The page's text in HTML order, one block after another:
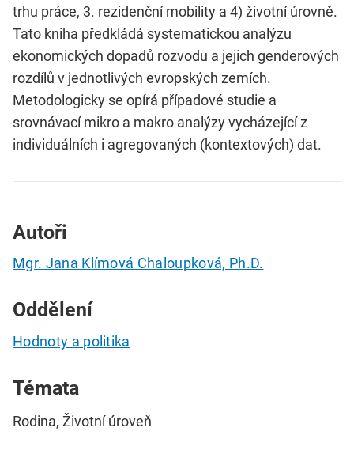
trhu práce, 3. rezidenční mobility a 4) životní úrovně.
Tato kniha předkládá systematickou analýzu
ekonomických dopadů rozvodu a jejich genderových
rozdílů v jednotlivých evropských zemích.
Metodologicky se opírá případové studie a
srovnávací mikro a makro analýzy vycházející z
individuálních i agregovaných (kontextových) dat.
Autoři
Mgr. Jana Klímová Chaloupková, Ph.D.
Oddělení
Hodnoty a politika
Témata
Rodina, Životní úroveň